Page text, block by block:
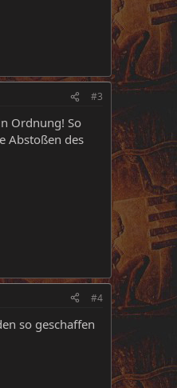
#3
Ordnung! So
Abstoßen des
#4
so geschaffen